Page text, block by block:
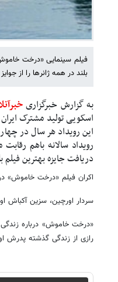
فیلم سینمایی «درخت
بلند در همه ژانرها را از
به گزارش خبرگزاری
این رویداد هر سال در
رویداد سالانه باهم
دریافت جایزه بهترین
اکران فیلم «درخت خاموش» در ایران از روز
سردار اورچین، سزین آکباش
«درخت خاموش» درباره
رازی از زندگی گذشته پدرش